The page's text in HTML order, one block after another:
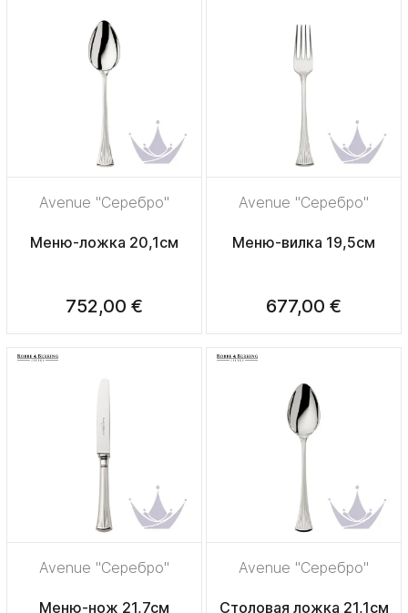
Avenue "Серебро"
Меню-ложка 20,1см
752,00 €
Avenue "Серебро"
Меню-вилка 19,5см
677,00 €
Avenue "Серебро"
Меню-нож 21,7см
Avenue "Серебро"
Столовая ложка 21,1см